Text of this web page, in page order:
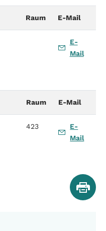
Raum E-Mail
E-
Mail
Raum E-Mail
423
E-
Mail